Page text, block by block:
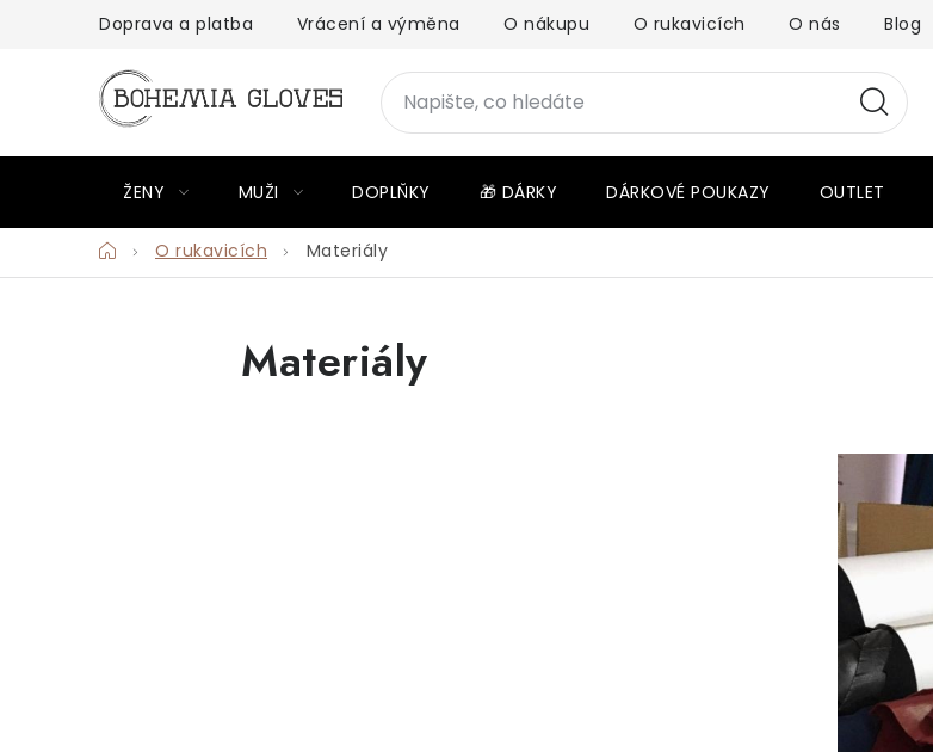
Doprava a platba Vrácení a výměna O nákupu O rukavicích O nás Blog
ŽENY MUŽI DOPLŇKY 🎁 DÁRKY DÁRKOVÉ POUKAZY OUTLET
DomůO rukavicích Materiály
Materiály